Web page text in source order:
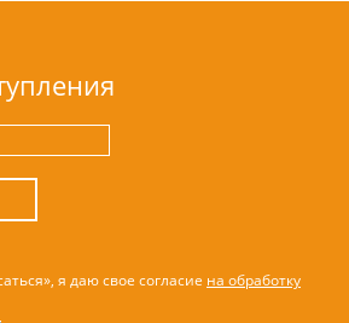
я даю свое согласие на обработку